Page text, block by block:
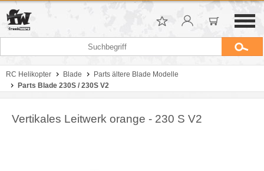
RC Helikopter Blade
Parts ältere Blade Modelle
Parts Blade 230S / 230S V2
Vertikales Leitwerk orange - 230 S V2